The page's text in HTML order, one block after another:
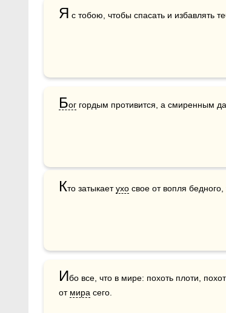
Я с тобою, чтобы спасать и избавлять
Бог гордым противится, а смиренным
Кто затыкает ухо свое от вопля
Ибо все, что в мире: похоть плоти,
от мира сего.